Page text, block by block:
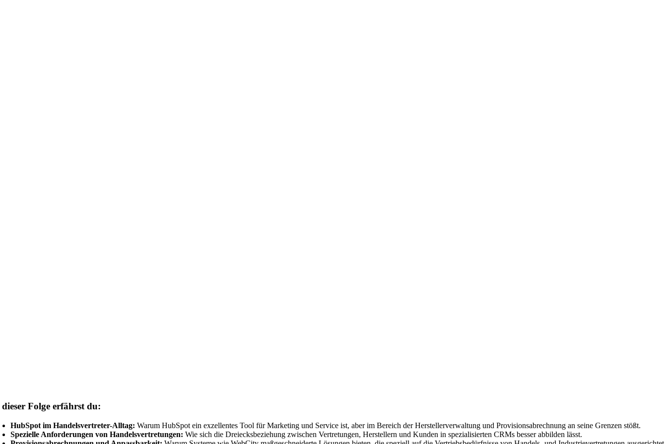
Folge erfährst du:
HubSpot im Handelsvertreter-Alltag: Warum HubSpot ein exzellentes Tool für Marketing und Service ist, aber im Bereich der Herstellerverwaltung und Provisionsabrechnung an seine Grenzen stößt.
Spezielle Anforderungen von Handelsvertretungen: Wie sich die Dreiecksbeziehung zwischen Vertretungen, Herstellern und Kunden in spezialisierten CRMs besser abbilden lässt.